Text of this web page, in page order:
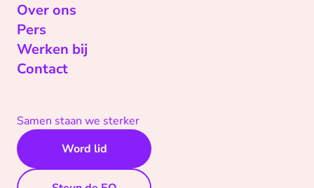
Over ons
Pers
Werken bij
Contact
Samen staan we sterker
Word lid